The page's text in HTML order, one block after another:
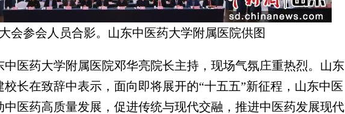
大会参会人员合影。山东中医药大学附属医院供图
药大学附属医院邓华亮院长主持，现场气氛庄重热烈。山东
校长在致辞中表示，面向即将展开的“十五五”新征程，山东中医
中医药高质量发展，促进传统与现代交融，推进中医药发展现代